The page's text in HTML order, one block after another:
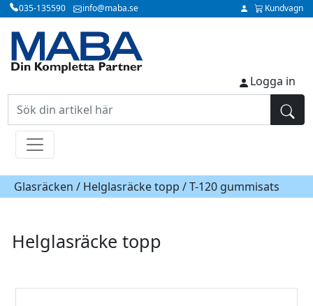
035-135590 info@maba.se Kundvagn
Logga in
Glasräcken / Helglasräcke topp / T-120 gummisats
Helglasräcke topp